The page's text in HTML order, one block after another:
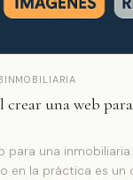
crear una web
para una
en la práctica es un